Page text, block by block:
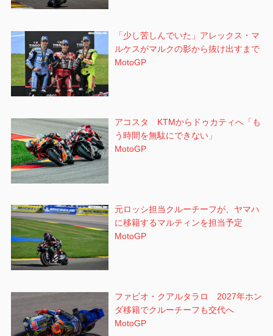
「少し苦しんでいた」アレックス・マ
ルケスがマルクの影から抜け出すまで
MotoGP
アコスタ KTMからドゥカティへ「も
う時間を無駄にできない」
MotoGP
元ロッシ担当クルーチーフが、ヤマハ
に移籍するマルティンを担当予定
MotoGP
ファビオ・クアルタラロ 2027年ホン
ダ移籍でクルーチーフも交代へ
MotoGP